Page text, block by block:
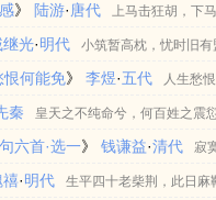
尝与过宋将军。 时座上有健啖
之长丈许。与人罕言语，语类
户皆闭，惊问信之。信之曰：“
军俱不敢问也。”子灿寐而醒，
强留之，乃曰：“吾数击杀响马
骑马挟矢以助战。”客曰：“止！
》 陆游· 唐代 上马击狂胡，下
坡陁咸阳城，秦汉之故都。王气
帛来青徐。先当营七庙，次第画
浩无期，醉胆空满躯。
继光·明代 小筑暂高枕，忧时旧
恨何能免》李煜·五代 人生愁
成空，还如一梦中。
秦 皇天之不纯命兮，何百姓之震
甲之朝吾以行。发郢都而去闾兮
首而西浮兮，顾龙门而不见。心
六首·选一》钱谦益·清代 寂
禧·明代 生平四十老柴荆，此日麻